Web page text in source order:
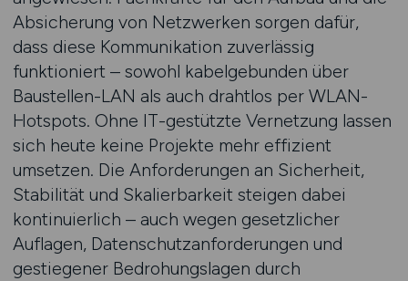
Absicherung von Netzwerken sorgen dafür,
dass diese Kommunikation zuverlässig
funktioniert – sowohl kabelgebunden über
Baustellen-LAN als auch drahtlos per WLAN-
Hotspots. Ohne IT-gestützte Vernetzung lassen
sich heute keine Projekte mehr effizient
umsetzen. Die Anforderungen an Sicherheit,
Stabilität und Skalierbarkeit steigen dabei
kontinuierlich – auch wegen gesetzlicher
Auflagen, Datenschutzanforderungen und
gestiegener Bedrohungslagen durch